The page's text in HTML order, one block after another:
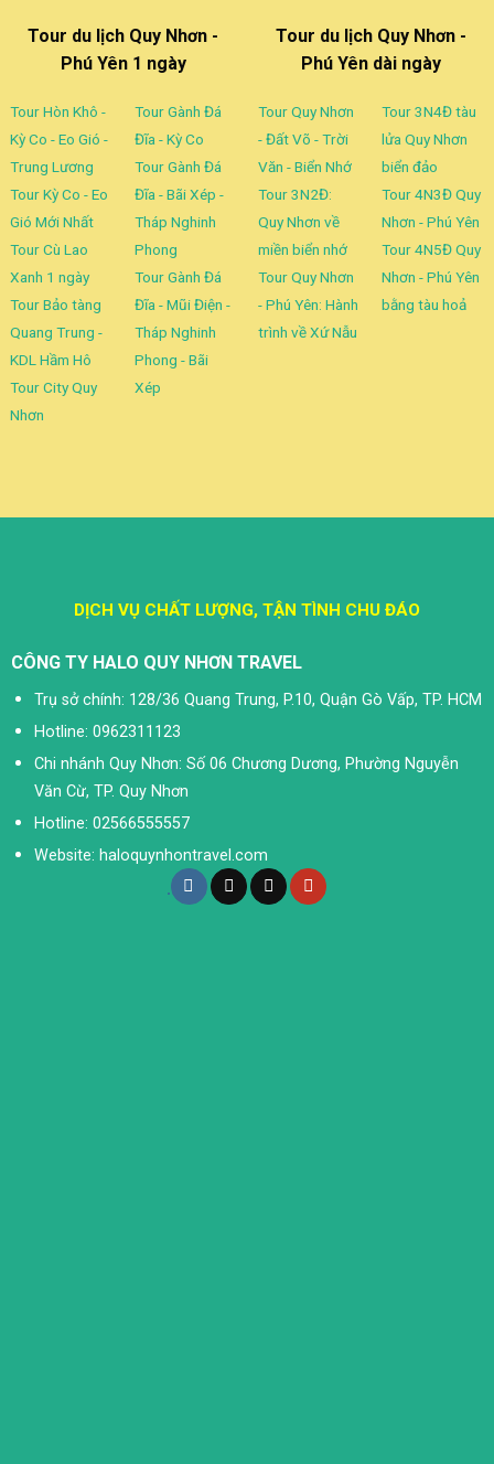
Tour du lịch Quy Nhơn -
Phú Yên 1 ngày
Tour Hòn Khô -
Kỳ Co - Eo Gió -
Trung Lương
Tour Kỳ Co - Eo
Gió Mới Nhất
Tour Cù Lao
Xanh 1 ngày
Tour Bảo tàng
Quang Trung -
KDL Hầm Hô
Tour City Quy
Nhơn
Tour Gành Đá
Đĩa - Kỳ Co
Tour Gành Đá
Đĩa - Bãi Xép -
Tháp Nghinh
Phong
Tour Gành Đá
Đĩa - Mũi Điện -
Tháp Nghinh
Phong - Bãi
Xép
Tour du lịch Quy Nhơn -
Phú Yên dài ngày
Tour Quy Nhơn
- Đất Võ - Trời
Văn - Biển Nhớ
Tour 3N2Đ:
Quy Nhơn về
miền biển nhớ
Tour Quy Nhơn
- Phú Yên: Hành
trình về Xứ Nẫu
Tour 3N4Đ tàu
lửa Quy Nhơn
biển đảo
Tour 4N3Đ Quy
Nhơn - Phú Yên
Tour 4N5Đ Quy
Nhơn - Phú Yên
bằng tàu hoả
DỊCH VỤ CHẤT LƯỢNG, TẬN TÌNH CHU ĐÁO
CÔNG TY HALO QUY NHƠN TRAVEL
Trụ sở chính: 128/36 Quang Trung, P.10, Quận Gò Vấp, TP. HCM
Hotline: 0962311123
Chi nhánh Quy Nhơn: Số 06 Chương Dương, Phường Nguyễn
Văn Cừ, TP. Quy Nhơn
Hotline: 02566555557
Website: haloquynhontravel.com